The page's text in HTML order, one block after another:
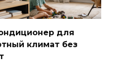
для
климат без